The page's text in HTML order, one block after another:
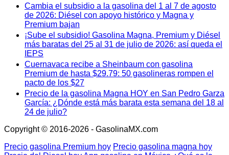
Cambia el subsidio a la gasolina del 1 al 7 de agosto
de 2026: Diésel con apoyo histórico y Magna y
Premium bajan
¡Sube el subsidio! Gasolina Magna, Premium y Diésel
más baratas del 25 al 31 de julio de 2026: así queda el
IEPS
Cuernavaca recibe a Sheinbaum con gasolina
Premium de hasta $29.79: 50 gasolineras rompen el
pacto de los $27
Precio de la gasolina Magna HOY en San Pedro Garza
García: ¿Dónde está más barata esta semana del 18 al
24 de julio?
Copyright © 2016-2026 - GasolinaMX.com
Precio gasolina Premium hoy Precio gasolina magna hoy